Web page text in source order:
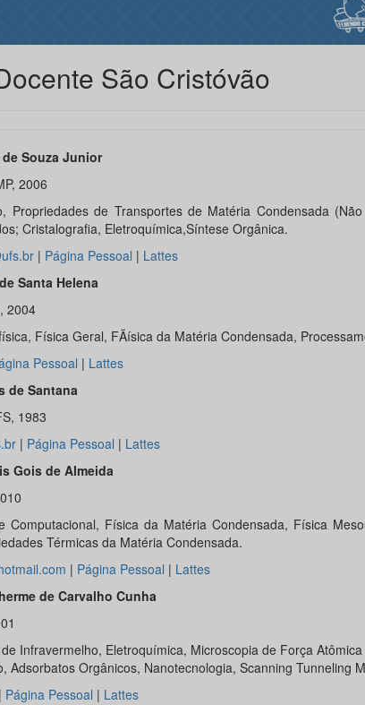
São Cristóvão
Souza Junior
2006
Propriedades de Transportes de Matéria Condensada (Não
Cristalografia, Eletroquímica,Síntese Orgânica.
| Página Pessoal | Lattes
Santa Helena
2004
Fí­sica Geral, FÃísica da Matéria Condensada,
Pessoal | Lattes
de Santana
1983
| Página Pessoal | Lattes
Gois de Almeida
Computacional, Física da Matéria Condensada, Física
Térmicas da Matéria Condensada.
| Página Pessoal | Lattes
de Carvalho Cunha
Infravermelho, Eletroquímica, Microscopia de Força
Adsorbatos Orgânicos, Nanotecnologia, Scanning Tunneling
Página Pessoal | Lattes